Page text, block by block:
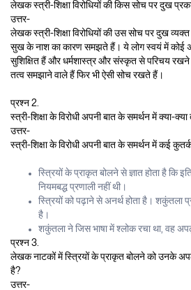
लेखक स्त्री-शिक्षा विरोधियों की किस सोच पर दुख
उत्तर-
लेखक स्त्री-शिक्षा विरोधियों की उस सोच पर दुख व्यक्त
सुख के नाश का कारण समझते हैं। ये लोग स्वयं में कोई
सुशिक्षित हैं और धर्मशास्त्र और संस्कृत से परिचय रखने
तत्व समझाने वाले हैं फिर भी ऐसी सोच रखते हैं।
प्रश्न 2.
स्त्री-शिक्षा के विरोधी अपनी बात के समर्थन में क्या-
उत्तर-
स्त्री-शिक्षा के विरोधी अपनी बात के समर्थन में कई
स्त्रियों के प्राकृत बोलने से ज्ञात होता है कि
नियमबद्ध प्रणाली नहीं थी।
स्त्रियों को पढ़ाने से अनर्थ होता है। शकुंतला
है।
शकुंतला ने जिस भाषा में श्लोक रचा था, वह
प्रश्न 3.
लेखक नाटकों में स्त्रियों के प्राकृत बोलने को उनके अपढ़
है?
उत्तर-